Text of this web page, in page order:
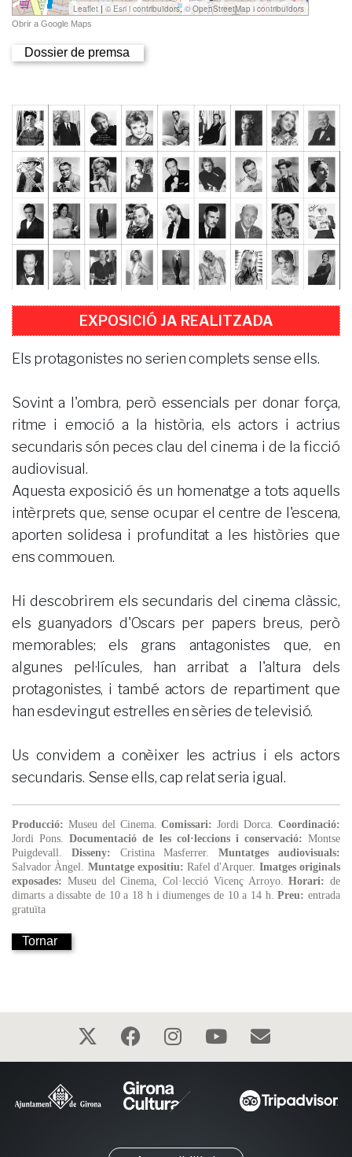
Dossier de premsa
EXPOSICIÓ JA REALITZADA
Els protagonistes no serien complets sense ells.
Sovint a l'ombra, però essencials per donar força,
ritme i emoció a la història, els actors i actrius
secundaris són peces clau del cinema i de la ficció
audiovisual.
Aquesta exposició és un homenatge a tots aquells
intèrprets que, sense ocupar el centre de l'escena,
aporten solidesa i profunditat a les històries que
ens commouen.
Hi descobrirem els secundaris del cinema clàssic,
els guanyadors d'Oscars per papers breus, però
memorables; els grans antagonistes que, en
algunes pel·lícules, han arribat a l'altura dels
protagonistes, i també actors de repartiment que
han esdevingut estrelles en sèries de televisió.
Us convidem a conèixer les actrius i els actors
secundaris. Sense ells, cap relat seria igual.
Producció: Museu del Cinema.Comissari: Jordi Dorca.Coordinació:
Jordi Pons.Documentació de les col·leccions i conservació: Montse
Puigdevall. Disseny: Cristina Masferrer.Muntatges audiovisuals:
Salvador Àngel. Muntatge expositiu: Rafel d'Arquer. Imatges originals
exposades: Museu del Cinema, Col·lecció Vicenç Arroyo.Horari: de
dimarts a dissabte de 10 a 18 h i diumenges de 10 a 14 h.Preu: entrada
gratuïta
Tornar